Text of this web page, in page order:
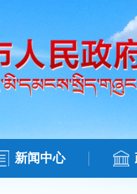
新闻中心